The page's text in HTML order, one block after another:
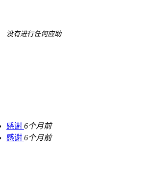
没有进行任何应助
感谢 6个月前
感谢 6个月前